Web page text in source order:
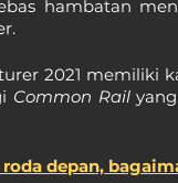
hambatan
2021 memiliki
Common Rail
depan,